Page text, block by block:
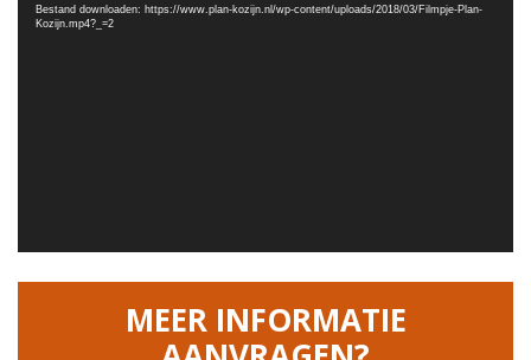
Bestand downloaden: https://www.plan-kozijn.nl/wp-content/uploads/2018/03/Filmpje-Plan-
Kozijn.mp4?_=2
MEER INFORMATIE